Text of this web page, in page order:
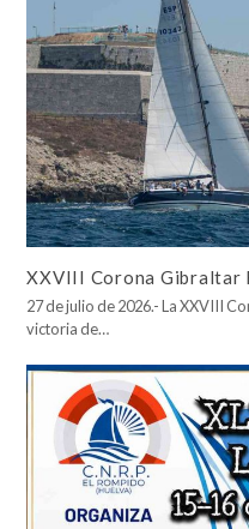
XXVIII Corona Gibraltar
27 de julio de 2026.- La XXVIII
victoria de…